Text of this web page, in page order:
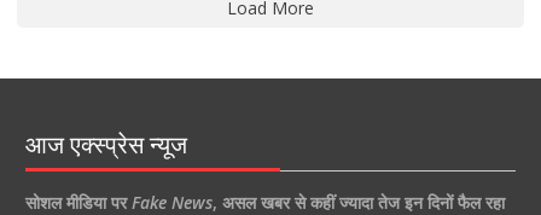
Load More
आज एक्स्प्रेस न्यूज
सोशल मीडिया पर Fake News, असल खबर से कहीं ज्यादा तेज इन दिनों फैल रहा